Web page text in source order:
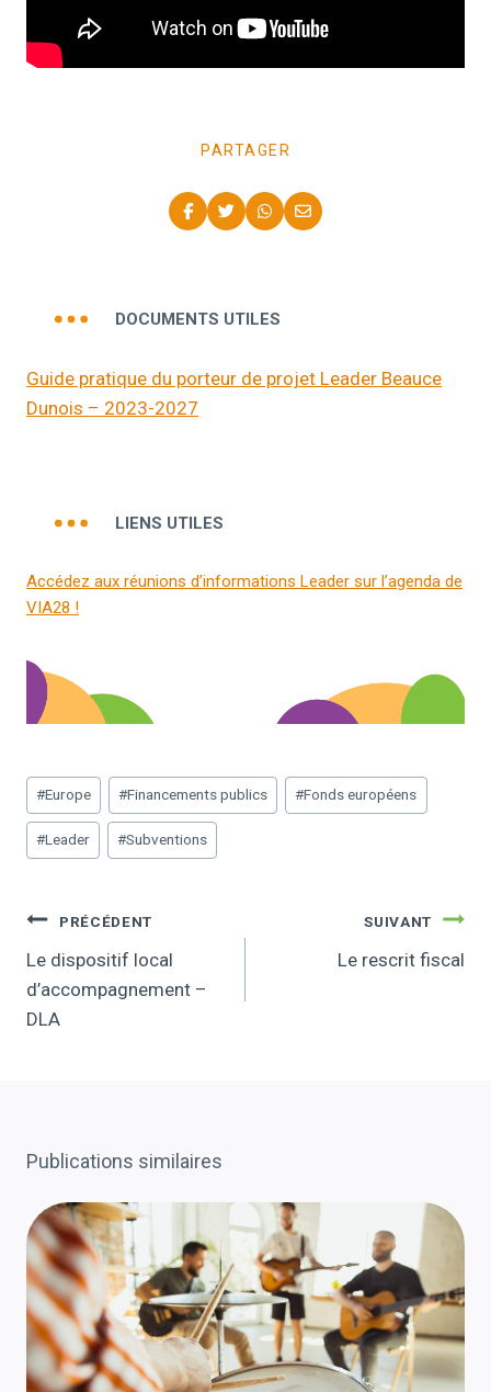
PARTAGER
DOCUMENTS UTILES
Guide pratique du porteur de projet Leader Beauce
Dunois – 2023-2027
LIENS UTILES
Accédez aux réunions d’informations Leader sur l’agenda de
VIA28 !
#Europe #Financements publics #Fonds européens
#Leader #Subventions
PRÉCÉDENT
Le dispositif local
d’accompagnement –
DLA
SUIVANT
Le rescrit fiscal
Publications similaires